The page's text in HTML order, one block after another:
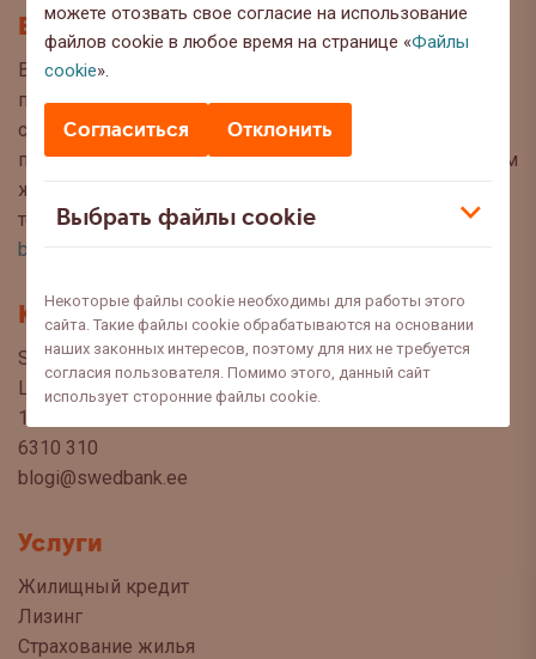
можете отозвать свое согласие на использование
файлов cookie в любое время на странице «Файлы
cookie».
Согласиться Отклонить
Выбрать файлы cookie
Некоторые файлы cookie необходимы для работы этого
сайта. Такие файлы cookie обрабатываются на основании
наших законных интересов, поэтому для них не требуется
согласия пользователя. Помимо этого, данный сайт
использует сторонние файлы cookie.
Блог
Вы находитесь на странице блога Swedbank, где мы
публикуем интересную информацию и полезные
советы, чтобы Вы могли сделать осознанный выбор
при управлении своими финансами. Мы с нетерпением
ждём Ваших вопросов, предложений и мнений по
темам, которые Вы хотели бы прочитать в этом блоге:
blog@swedbank.ee.
Контакт
Swedbank AS
Liivalaia 34
15040 Tallinn, Estonia
6310 310
blogi@swedbank.ee
Услуги
Жилищный кредит
Лизинг
Страхование жилья